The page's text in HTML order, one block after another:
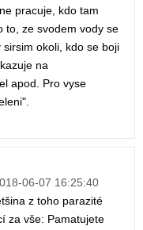
pracuje, kdo tam
to, ze svodem vody se
okoli, kdo se boji
na
apod. Pro vyse
06-07 16:25:40
z toho parazité
za vše: Pamatujete